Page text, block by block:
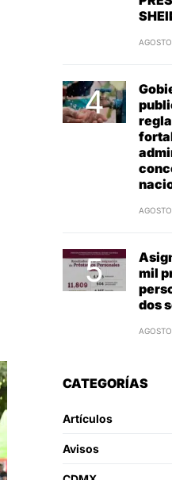
mil
dos
CATEGORÍAS
Artículos
Avisos